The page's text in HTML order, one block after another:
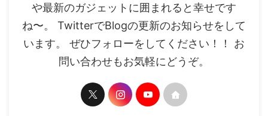
や最新のガジェットに囲まれると幸せです
ね〜。 TwitterでBlogの更新のお知らせをして
います。 ぜひフォローをしてください！！ お
問い合わせもお気軽にどうぞ。